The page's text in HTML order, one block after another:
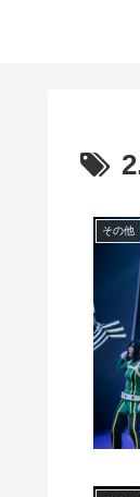
その他